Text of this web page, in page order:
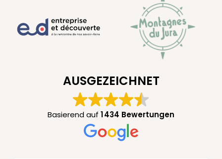
AUSGEZEICHNET
Basierend auf 1 434 Bewertungen